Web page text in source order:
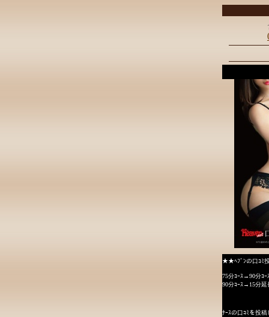
★★ﾍﾌﾞﾝの口ｺﾐ
75分ｺｰｽ→90分ｺｰ
90分ｺｰｽ→15分延
ﾅｰｽの口ｺﾐを投